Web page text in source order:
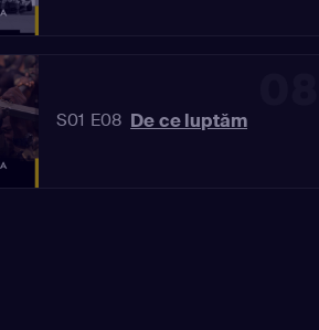
S01 E08 De ce luptăm